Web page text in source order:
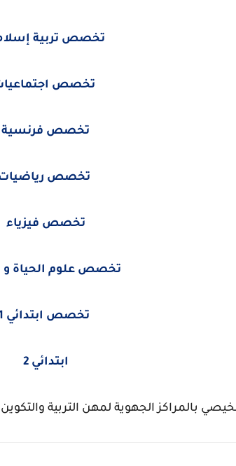
تخصص تربية
تخصص
تخصص فرنسية
تخصص
تخصص فيزياء
تخصص علوم الحياة و
تخصص ابتدائي 1
ابتدائي 2
بالمراكز الجهوية لمهن التربية والتكوين